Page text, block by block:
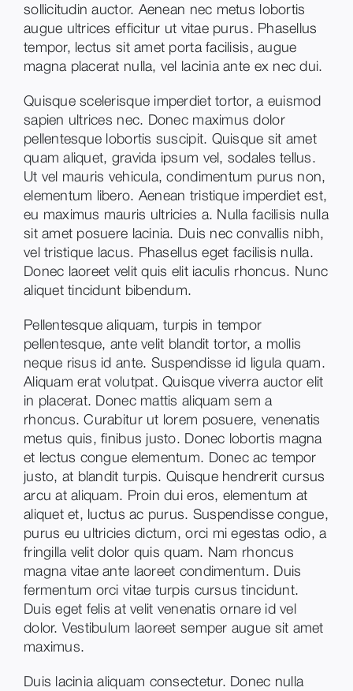
sollicitudin auctor. Aenean nec metus lobortis
augue ultrices efficitur ut vitae purus. Phasellus
tempor, lectus sit amet porta facilisis, augue
magna placerat nulla, vel lacinia ante ex nec dui.
Quisque scelerisque imperdiet tortor, a euismod
sapien ultrices nec. Donec maximus dolor
pellentesque lobortis suscipit. Quisque sit amet
quam aliquet, gravida ipsum vel, sodales tellus.
Ut vel mauris vehicula, condimentum purus non,
elementum libero. Aenean tristique imperdiet est,
eu maximus mauris ultricies a. Nulla facilisis nulla
sit amet posuere lacinia. Duis nec convallis nibh,
vel tristique lacus. Phasellus eget facilisis nulla.
Donec laoreet velit quis elit iaculis rhoncus. Nunc
aliquet tincidunt bibendum.
Pellentesque aliquam, turpis in tempor
pellentesque, ante velit blandit tortor, a mollis
neque risus id ante. Suspendisse id ligula quam.
Aliquam erat volutpat. Quisque viverra auctor elit
in placerat. Donec mattis aliquam sem a
rhoncus. Curabitur ut lorem posuere, venenatis
metus quis, finibus justo. Donec lobortis magna
et lectus congue elementum. Donec ac tempor
justo, at blandit turpis. Quisque hendrerit cursus
arcu at aliquam. Proin dui eros, elementum at
aliquet et, luctus ac purus. Suspendisse congue,
purus eu ultricies dictum, orci mi egestas odio, a
fringilla velit dolor quis quam. Nam rhoncus
magna vitae ante laoreet condimentum. Duis
fermentum orci vitae turpis cursus tincidunt.
Duis eget felis at velit venenatis ornare id vel
dolor. Vestibulum laoreet semper augue sit amet
maximus.
Duis lacinia aliquam consectetur. Donec nulla